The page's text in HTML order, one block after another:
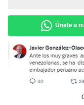
Únete a